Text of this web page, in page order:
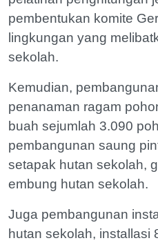
pembentukan komite
lingkungan yang
sekolah.
Kemudian,
penanaman ragam
buah sejumlah 3.090
pembangunan saung
setapak hutan sekolah,
embung hutan sekolah.
Juga pembangunan
hutan sekolah, installasi